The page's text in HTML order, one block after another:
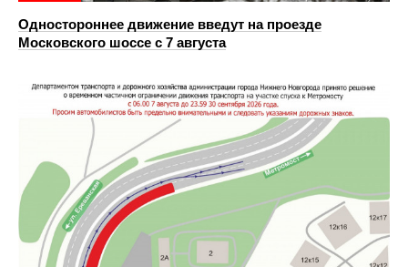
Одностороннее движение введут на проезде
Московского шоссе с 7 августа